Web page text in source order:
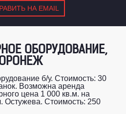
НА EMAIL
ОБОРУДОВАНИЕ,
б/у. Стоимость: 30
Возможна аренда
цена 1 000 кв.м. на
Остужева. Стоимость: 250